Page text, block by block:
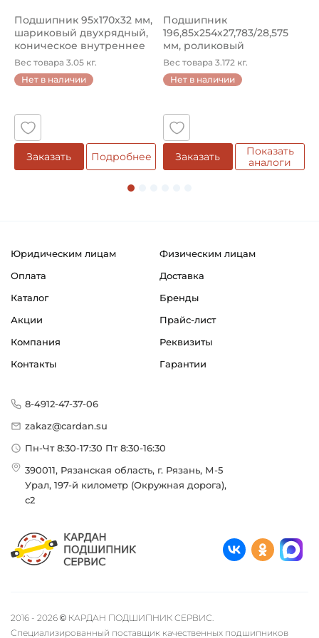
Подшипник 95х170х32 мм,
шариковый двухрядный,
коническое внутреннее
кол...
Вес товара 3.05 кг.
Нет в наличии
Заказать Подробнее
Подшипник
196,85х254х27,783/28,575
мм, роликовый
однорядный конический
...
Вес товара 3.172 кг.
Нет в наличии
Заказать
Показать
аналоги
Юридическим лицам
Физическим лицам
Оплата
Доставка
Каталог
Бренды
Акции
Прайс-лист
Компания
Реквизиты
Контакты
Гарантии
8-4912-47-37-06
zakaz@cardan.su
Пн-Чт 8:30-17:30 Пт 8:30-16:30
390011, Рязанская область, г. Рязань, М-5
Урал, 197-й километр (Окружная дорога),
с2
2016 - 2026 © КАРДАН ПОДШИПНИК СЕРВИС.
Специализированный поставщик качественных подшипников